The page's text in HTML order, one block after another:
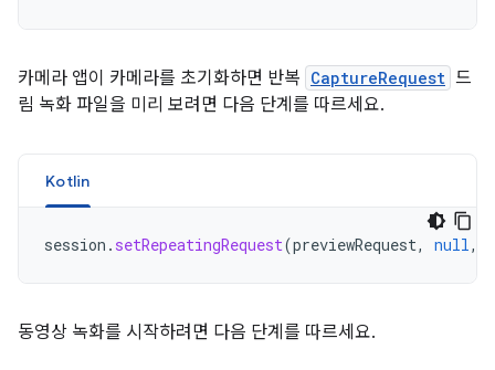
카메라 앱이 카메라를 초기화하면 반복 CaptureRequest 드
림 녹화 파일을 미리 보려면 다음 단계를 따르세요.
Kotlin
session . setRepeatingRequest(previewRequest, null,
동영상 녹화를 시작하려면 다음 단계를 따르세요.